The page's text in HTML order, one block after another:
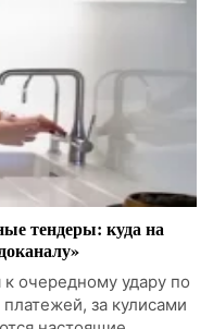
тендеры: куда на
очередному удару по
за кулисами